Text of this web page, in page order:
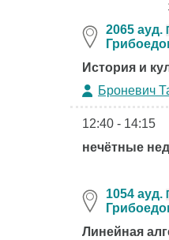
2065 ауд.
История и
Броневич
12:40 - 14:15
нечётные
1054 ауд.
Линейная